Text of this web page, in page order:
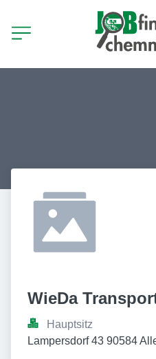
WieDa
Hauptsitz
Lampersdorf 43 90584